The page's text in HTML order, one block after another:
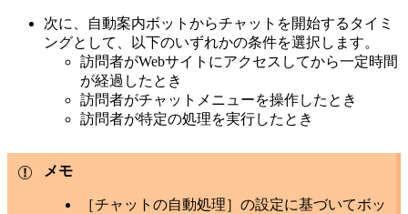
次に、自動案内ボットからチャットを開始するタイミ
ングとして、以下のいずれかの条件を選択します。
訪問者がWebサイトにアクセスしてから一定時間
が経過したとき
訪問者がチャットメニューを操作したとき
訪問者が特定の処理を実行したとき
メモ
［チャットの自動処理］の設定に基づいてボッ